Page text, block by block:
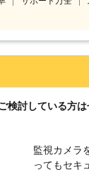
で監視を行
定も行えま
検討している方
監視カメラ
ってもセキ